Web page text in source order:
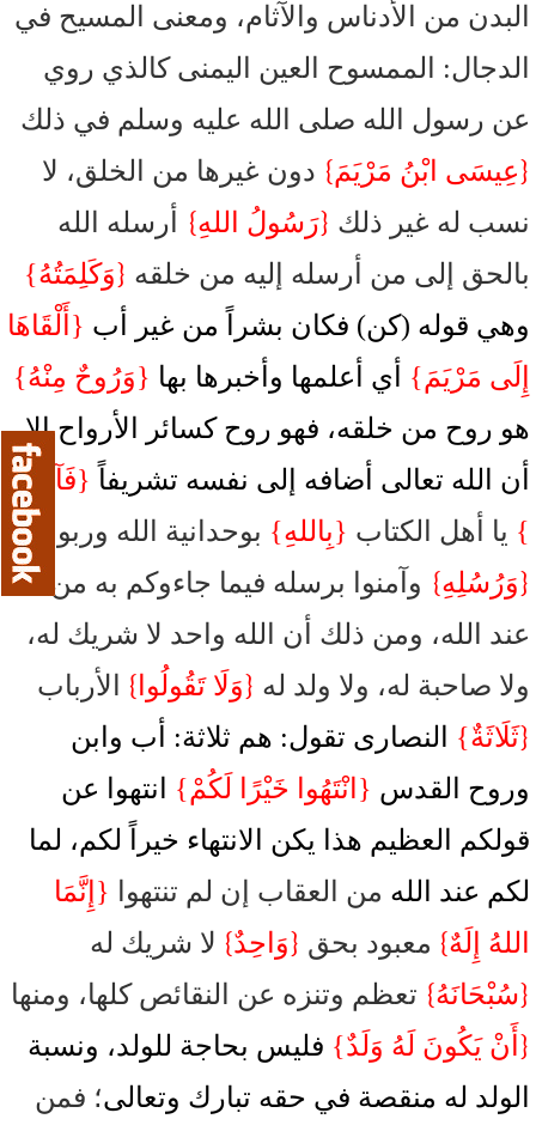
البدن من الأدناس والآثام، ومعنى المسيح في
الدجال: الممسوح العين اليمنى كالذي روي
عن رسول الله صلى الله عليه وسلم في ذلك
{عِيسَى ابْنُ مَرْيَمَ} دون غيرها من الخلق، لا
نسب له غير ذلك {رَسُولُ اللهِ}
أرسله الله
بالحق إلى من أرسله إليه من خلقه {وَكَلِمَتُهُ}
وهي قوله (كن) فكان بشراً من غير أب {أَلْقَاهَا
إِلَى مَرْيَمَ}
أي أعلمها وأخبرها بها {وَرُوحٌ مِنْهُ}
هو روح من خلقه، فهو روح كسائر الأرواح إلا
أن الله تعالى أضافه إلى نفسه تشريفاً {فَآمِنُوا
} يا أهل الكتاب {بِاللهِ} بوحدانية الله وربوبيته
{وَرُسُلِهِ} وآمنوا برسله فيما جاءوكم به من
عند الله، ومن ذلك أن الله واحد لا شريك له،
ولا صاحبة له، ولا ولد له {وَلَا تَقُولُوا } الأرباب
{ثَلَاثَةٌ} النصارى تقول: هم ثلاثة: أب وابن
وروح القدس {انْتَهُوا خَيْرًا لَكُمْ} انتهوا عن
قولكم العظيم هذا يكن الانتهاء خيراً لكم، لما
لكم عند الله من العقاب إن لم تنتهوا {إِنَّمَا
اللهُ إِلَهٌ} معبود بحق {وَاحِدٌ} لا شريك له
{سُبْحَانَهُ} تعظم وتنزه عن النقائص كلها، ومنها
{ أَنْ يَكُونَ لَهُ وَلَدٌ} فليس بحاجة للولد، ونسبة
الولد له منقصة في حقه تبارك وتعالى؛ فمن